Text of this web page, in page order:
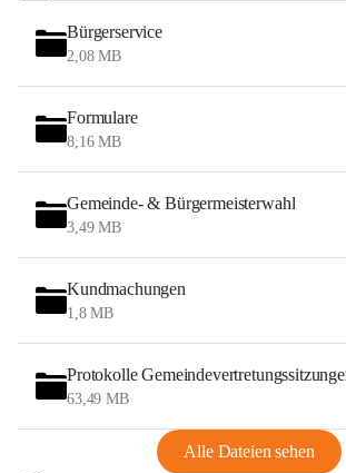
Bürgerservice
2,08 MB
Formulare
8,16 MB
Gemeinde- & Bürgermeisterwahl
3,49 MB
Kundmachungen
1,8 MB
Protokolle
63,49 MB
Alle Dateien sehen